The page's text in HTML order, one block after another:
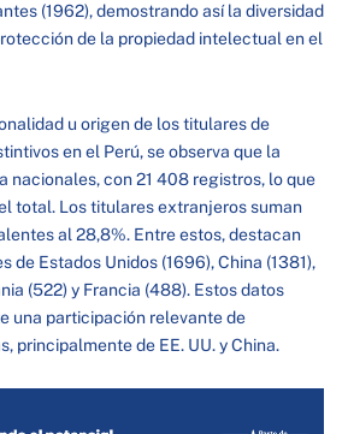
(1962), demostrando así la diversidad
de la propiedad intelectual en el
u origen de los titulares de
en el Perú, se observa que la
nacionales, con 21 408 registros, lo que
total. Los titulares extranjeros suman
al 28,8%. Entre estos, destacan
de Estados Unidos (1696), China (1381),
(522) y Francia (488). Estos datos
una participación relevante de
principalmente de EE. UU. y China.